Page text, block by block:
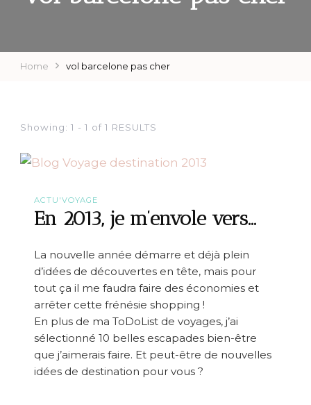
Home vol barcelone pas cher
Showing: 1 - 1 of 1 RESULTS
ACTU'VOYAGE
En 2013, je m’envole vers…
La nouvelle année démarre et déjà plein
d’idées de découvertes en tête, mais pour
tout ça il me faudra faire des économies et
arrêter cette frénésie shopping !
En plus de ma ToDoList de voyages, j’ai
sélectionné 10 belles escapades bien-être
que j’aimerais faire. Et peut-être de nouvelles
idées de destination pour vous ?